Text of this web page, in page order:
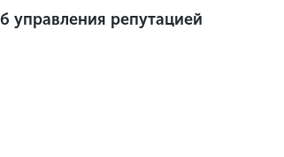
управления репутацией